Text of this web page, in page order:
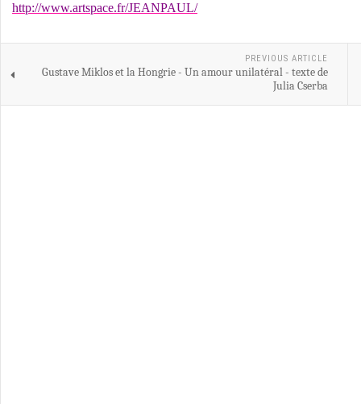
http://www.artspace.fr/JEANPAUL/
PREVIOUS ARTICLE
Gustave Miklos et la Hongrie - Un amour unilatéral - texte de
Julia Cserba